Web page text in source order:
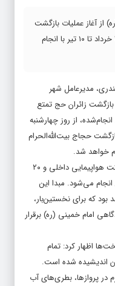
از آغاز عملیات بازگشت
زائران حج تمتع سال ۱۴۰۴، از تاریخ ۲۱ خرداد تا ۱۰ تیر با انجام
مدیرعامل شهر
بازگشت زائران حج تمتع
انجام‌شده، از روز چهارشنبه
تیر، در مجموع ۱۰۰ پرواز بازگشت حجاج بیت‌الله‌الحرام
خواهد شد.
وی افزود: از این تعداد، ۸۰ پرواز توسط شرکت هواپیمایی داخلی و ۲۰
می‌شود. مبدا این
که برای نخستین‌بار،
امام خمینی (ره) برقرار
اظهار کرد: تمام
اندیشیده شده است.
پروازها، بطری‌های آب